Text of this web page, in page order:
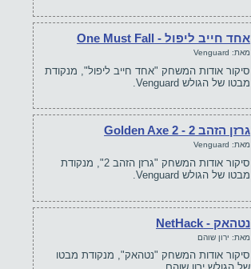
אחד חייב ליפול - One Must Fall
מאת: Venguard
סיקור אודות המשחק "אחד חייב ליפול", מנקודת
מבטו של הגולש Venguard.
גרזן הזהב 2 - Golden Axe 2
מאת: Venguard
סיקור אודות המשחק "גרזן הזהב 2", מנקודת
מבטו של הגולש Venguard.
נטהאק - NetHack
מאת: ירון שוהם
סיקור אודות המשחק "נטהאק", מנקודת מבטו